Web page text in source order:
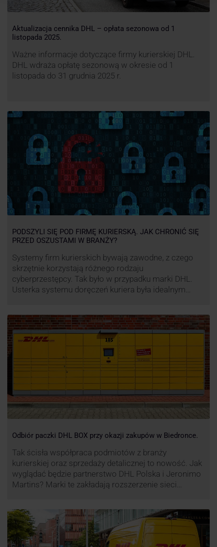
Aktualizacja cennika DHL – opłata sezonowa od 1
listopada 2025.
Ważne informacje dotyczące firmy kurierskiej DHL.
DHL wdraża opłatę sezonową w okresie od 1
listopada do 31 grudnia 2025 r.
PODSZYLI SIĘ POD FIRMĘ KURIERSKĄ. JAK CHRONIĆ SIĘ
PRZED OSZUSTAMI W BRANŻY?
Systemy firm kurierskich bywają zawodne, z czego
skrzętnie korzystają różnego rodzaju
cyberprzestępcy. Tak było w przypadku marki DHL.
Usterka systemu doręczeń kuriera była idealnym
oszukać cyberprzestępcom, którzy próbują
wykorzystać problemy przedsiębiorstw działających
w branży kurierskiej?
Odbiór paczki DHL BOX przy okazji zakupów w Biedronce.
Tak ścisła współpraca podmiotów z branży
kurierskiej oraz sprzedaży detalicznej to nowość. Jak
wyglądać będzie partnerstwo DHL Polska i Jeronimo
Martins? Marki te zakładają rozszerzenie sieci